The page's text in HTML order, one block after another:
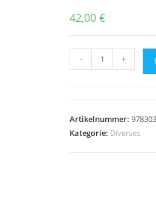
42,00€
Andreas
Caminada
Menge
- +
Artikelnummer:
Kategorie: Diverses